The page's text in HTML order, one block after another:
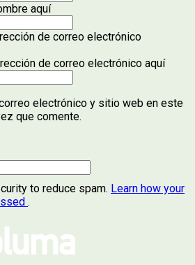
aquí
de correo electrónico
de correo electrónico aquí
electrónico y sitio web en este
que comente.
to reduce spam. Learn how your
.